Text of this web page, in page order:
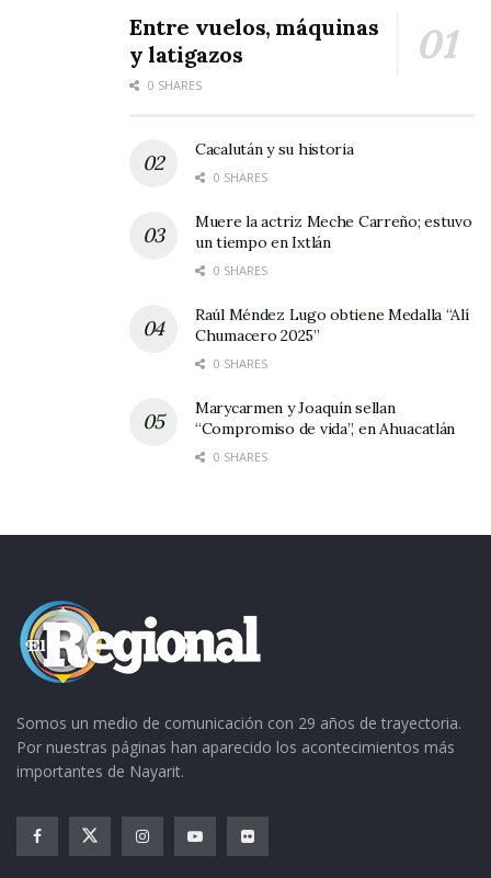
Entre vuelos, máquinas
y latigazos
0 SHARES
Cacalután y su historia
0 SHARES
Muere la actriz Meche Carreño; estuvo
un tiempo en Ixtlán
0 SHARES
Raúl Méndez Lugo obtiene Medalla “Alí
Chumacero 2025”
0 SHARES
Marycarmen y Joaquín sellan
“Compromiso de vida”, en Ahuacatlán
0 SHARES
Somos un medio de comunicación con 29 años de trayectoria.
Por nuestras páginas han aparecido los acontecimientos más
importantes de Nayarit.